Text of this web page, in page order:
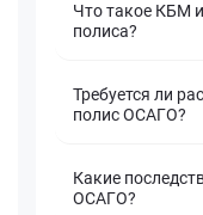
Что такое КБМ
полиса?
Требуется ли
полис ОСАГО?
Какие
ОСАГО?